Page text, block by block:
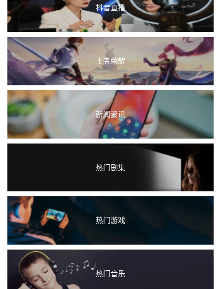
抖音直播
王者荣耀
新闻资讯
热门剧集
热门游戏
热门音乐